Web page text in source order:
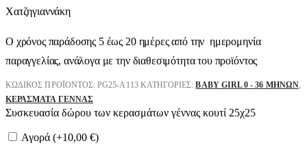
Χατζηγιαννάκη
Ο χρόνος παράδοσης 5 έως 20 ημέρες από την ημερομηνία
παραγγελίας, ανάλογα με την διαθεσιμότητα του προϊόντος
ΚΩΔΙΚΌΣ ΠΡΟΪΌΝΤΟΣ:PG25-A113 ΚΑΤΗΓΟΡΊΕΣ:BABY GIRL 0 - 36 ΜΗΝΏΝ,
ΚΕΡΆΣΜΑΤΑ ΓΈΝΝΑΣ
Συσκευασία δώρου των κερασμάτων γέννας κουτί 25χ25
Αγορά (+10,00 €)